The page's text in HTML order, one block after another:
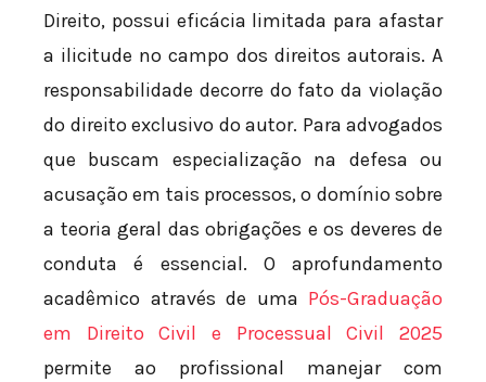
Direito, possui eficácia limitada para afastar
a ilicitude no campo dos direitos autorais. A
responsabilidade decorre do fato da violação
do direito exclusivo do autor. Para advogados
que buscam especialização na defesa ou
acusação em tais processos, o domínio sobre
a teoria geral das obrigações e os deveres de
conduta é essencial. O aprofundamento
acadêmico através de uma Pós-Graduação
em Direito Civil e Processual Civil 2025
permite ao profissional manejar com